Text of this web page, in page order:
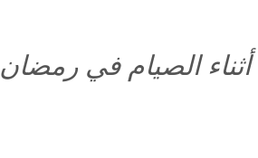
الصيام في رمضان